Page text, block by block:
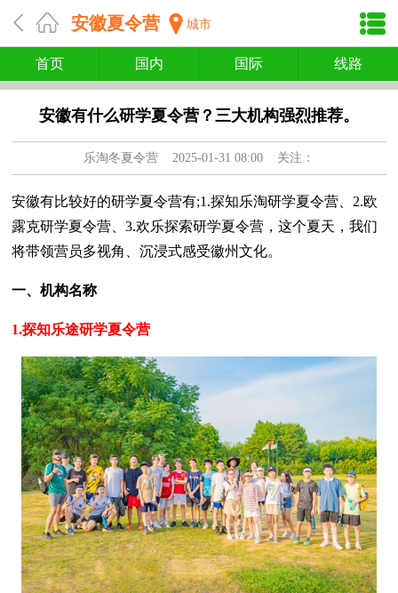
安徽夏令营 城市
首页 国内 国际 线路
安徽有什么研学夏令营？三大机构强烈推荐。
乐淘冬夏令营2025-01-31 08:00 关注：
安徽有比较好的研学夏令营有;1.探知乐淘研学夏令营、2.欧
露克研学夏令营、3.欢乐探索研学夏令营，这个夏天，我们
将带领营员多视角、沉浸式感受徽州文化。
一、机构名称
1.探知乐途研学夏令营